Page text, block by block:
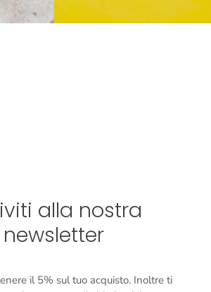
alla nostra
newsletter
il 5% sul tuo acquisto. Inoltre ti